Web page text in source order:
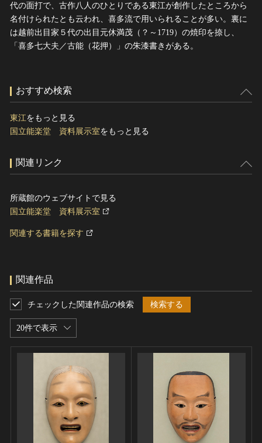
代の面打で、古作八人のひとりである東江が創作したところから
名付けられたとも云われ、喜多流で用いられることが多い。裏に
は越前出目家５代の出目元休満茂（？～1719）の焼印を捺し、
「喜多七大夫／古能（花押）」の朱漆書きがある。
おすすめ検索
東江をもっと見る
国立能楽堂 資料展示室をもっと見る
関連リンク
所蔵館のウェブサイトで見る
国立能楽堂 資料展示室
関連する書籍を探す
関連作品
20件で表示
チェックした関連作品の検索 検索する